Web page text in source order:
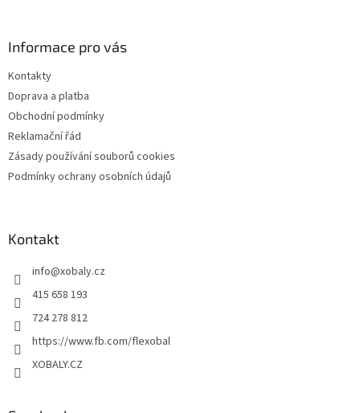
Informace pro vás
Kontakty
Doprava a platba
Obchodní podmínky
Reklamační řád
Zásady používání souborů cookies
Podmínky ochrany osobních údajů
Kontakt
info@xobaly.cz
415 658 193
724 278 812
https://www.fb.com/flexobal
XOBALY.CZ